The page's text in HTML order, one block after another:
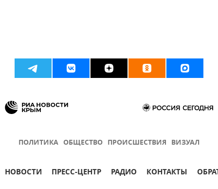
ПОЛИТИКА ОБЩЕСТВО ПРОИСШЕСТВИЯ ВИЗУАЛ
НОВОСТИ ПРЕСС-ЦЕНТР РАДИО КОНТАКТЫ